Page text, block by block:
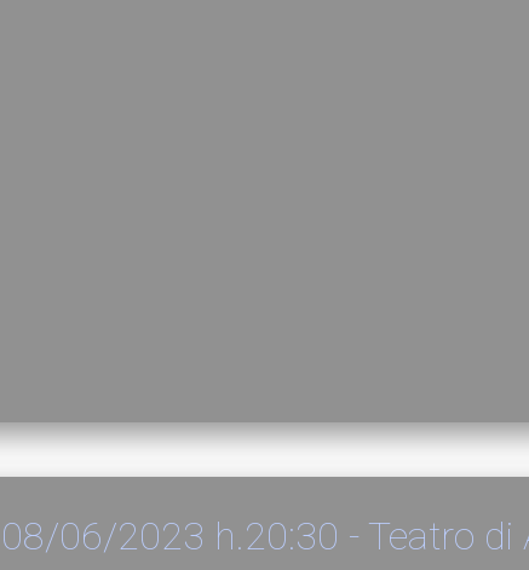
08/06/2023 h.20:30 - Teatro di